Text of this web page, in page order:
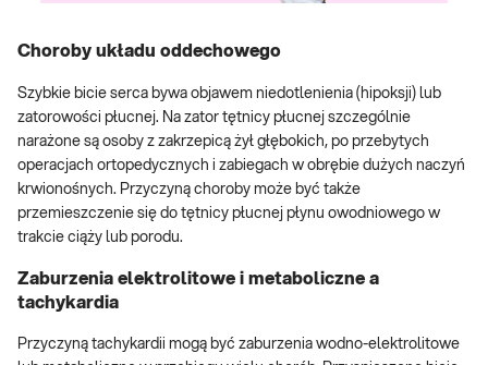
Choroby układu oddechowego
Szybkie bicie serca bywa objawem niedotlenienia (hipoksji) lub
zatorowości płucnej. Na zator tętnicy płucnej szczególnie
narażone są osoby z zakrzepicą żył głębokich, po przebytych
operacjach ortopedycznych i zabiegach w obrębie dużych naczyń
krwionośnych. Przyczyną choroby może być także
przemieszczenie się do tętnicy płucnej płynu owodniowego w
trakcie ciąży lub porodu.
Zaburzenia elektrolitowe i metaboliczne a
tachykardia
Przyczyną tachykardii mogą być zaburzenia wodno-elektrolitowe